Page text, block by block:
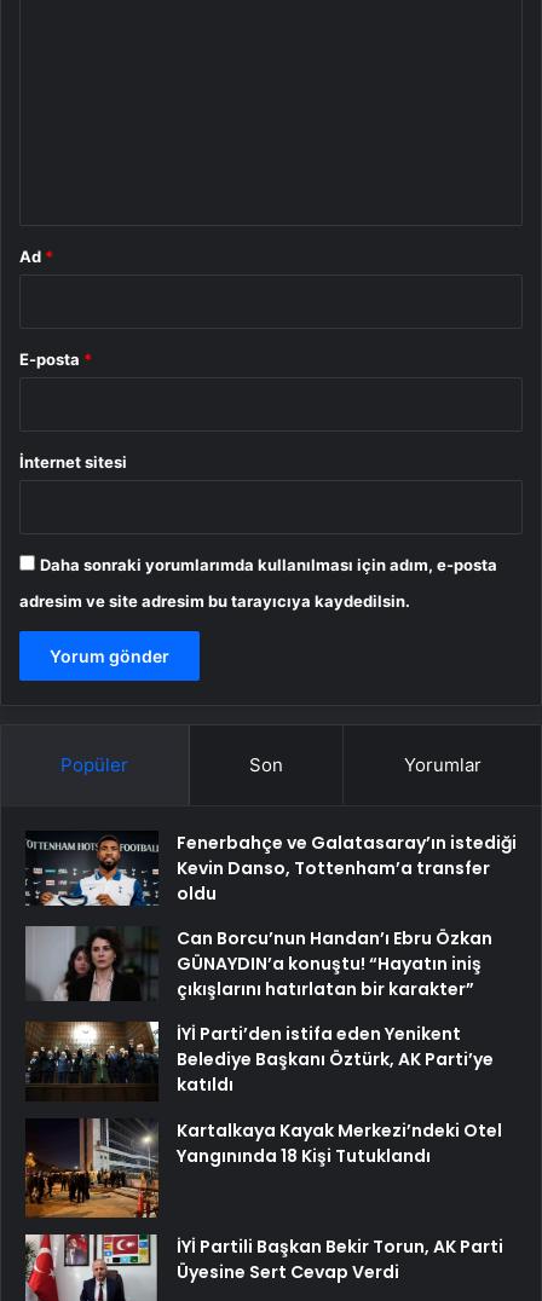
Ad *
E-posta *
İnternet sitesi
Daha sonraki yorumlarımda kullanılması için adım, e-posta
adresim ve site adresim bu tarayıcıya kaydedilsin.
Popüler Son Yorumlar
Fenerbahçe ve Galatasaray’ın istediği
Kevin Danso, Tottenham’a transfer
oldu
Can Borcu’nun Handan’ı Ebru Özkan
GÜNAYDIN’a konuştu! “Hayatın iniş
çıkışlarını hatırlatan bir karakter”
İYİ Parti’den istifa eden Yenikent
Belediye Başkanı Öztürk, AK Parti’ye
katıldı
Kartalkaya Kayak Merkezi’ndeki Otel
Yangınında 18 Kişi Tutuklandı
İYİ Partili Başkan Bekir Torun, AK Parti
Üyesine Sert Cevap Verdi